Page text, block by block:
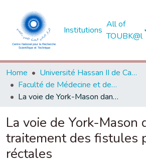
Institutions
All of
TOUBK@l
Home
Université Hassan II de Casablanca
Faculté de Médecine et de Pharmacie - Casablanca
La voie de York-Mason dans le traitement des fistules prostato-réctales
La voie de York-Mason
traitement des fistules
réctales